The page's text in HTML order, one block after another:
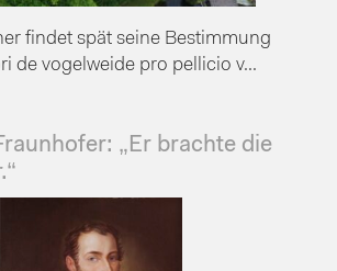
findet spät seine Bestimmung
de vogelweide pro pellicio v...
„Er brachte die